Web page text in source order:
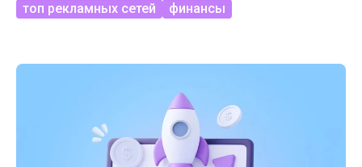
топ рекламных сетей финансы